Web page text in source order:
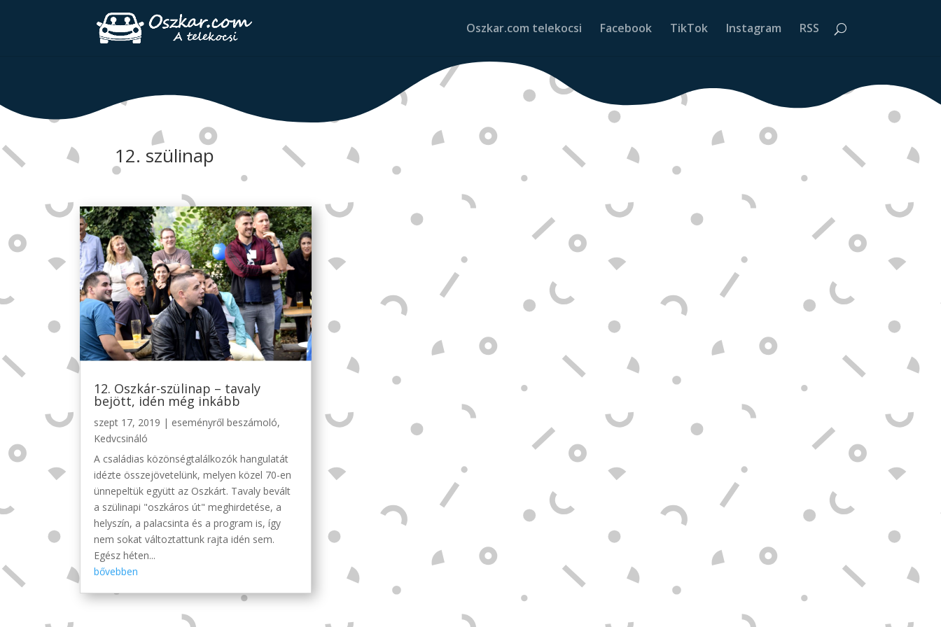
Oszkar.com telekocsi Facebook TikTok Instagram RSS
12. szülinap
12. Oszkár-szülinap – tavaly
bejött, idén még inkább
szept 17, 2019 | eseményről beszámoló,
Kedvcsináló
A családias közönségtalálkozók hangulatát
idézte összejövetelünk, melyen közel 70-en
ünnepeltük együtt az Oszkárt. Tavaly bevált
a szülinapi "oszkáros út" meghirdetése, a
helyszín, a palacsinta és a program is, így
nem sokat változtattunk rajta idén sem.
Egész héten...
bővebben